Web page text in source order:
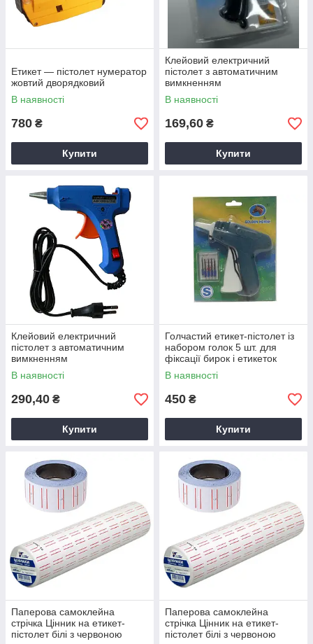
Етикет — пістолет нумератор
жовтий дворядковий
В наявності
780 ₴
Купити
Клейовий електричний
пістолет з автоматичним
вимкненням
В наявності
169,60 ₴
Купити
Клейовий електричний
пістолет з автоматичним
вимкненням
В наявності
290,40 ₴
Купити
Голчастий етикет-пістолет із
набором голок 5 шт. для
фіксації бирок і етикеток
В наявності
450 ₴
Купити
Паперова самоклейна
стрічка Цінник на етикет-
пістолет білі з червоною
Паперова самоклейна
стрічка Цінник на етикет-
пістолет білі з червоною